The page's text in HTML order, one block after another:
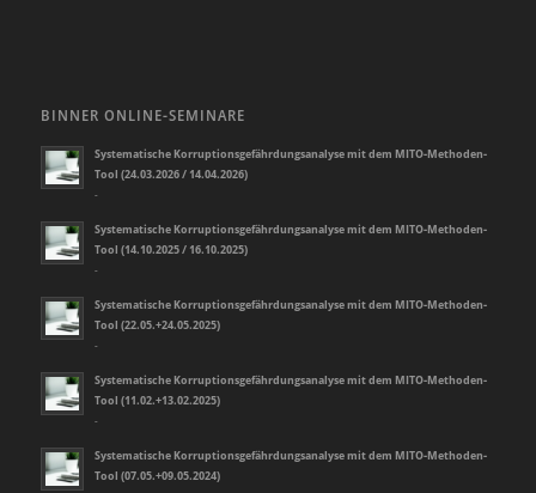
BINNER ONLINE-SEMINARE
Systematische Korruptionsgefährdungsanalyse mit dem MITO-Methoden-
Tool (24.03.2026 / 14.04.2026)
-
Systematische Korruptionsgefährdungsanalyse mit dem MITO-Methoden-
Tool (14.10.2025 / 16.10.2025)
-
Systematische Korruptionsgefährdungsanalyse mit dem MITO-Methoden-
Tool (22.05.+24.05.2025)
-
Systematische Korruptionsgefährdungsanalyse mit dem MITO-Methoden-
Tool (11.02.+13.02.2025)
-
Systematische Korruptionsgefährdungsanalyse mit dem MITO-Methoden-
Tool (07.05.+09.05.2024)